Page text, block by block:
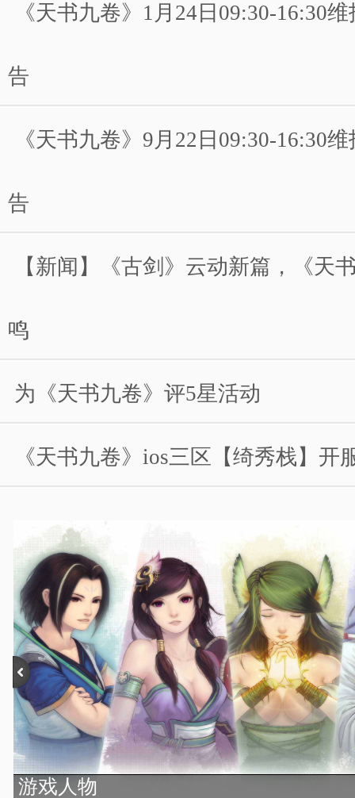
《天书九卷》1月24日09:30-16:30
告
《天书九卷》9月22日09:30-16:30
告
【新闻】《古剑》云动新篇，《天
鸣
为《天书九卷》评5星活动
《天书九卷》ios三区【绮秀栈】开
游戏人物